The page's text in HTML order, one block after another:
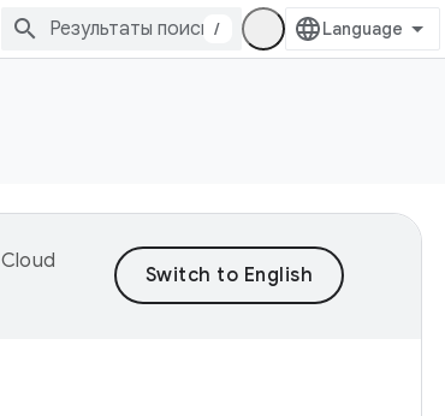
/
Cloud